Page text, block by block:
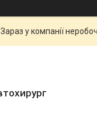
Зараз у компанії